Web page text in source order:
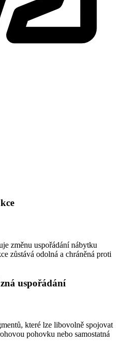
změnu uspořádání nábytku
zůstává odolná a chráněná proti
uspořádání
které lze libovolně spojovat
pohovku nebo samostatná